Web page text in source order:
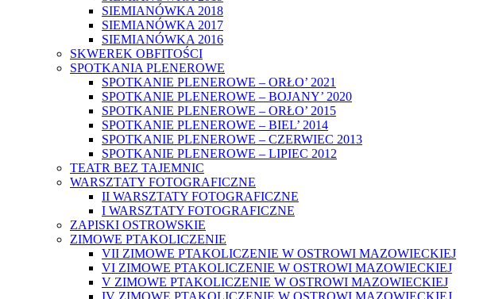
SIEMIANÓWKA 2018
SIEMIANÓWKA 2017
SIEMIANÓWKA 2016
SKWEREK OBFITOŚCI
SPOTKANIA PLENEROWE
SPOTKANIE PLENEROWE – ORŁO’ 2021
SPOTKANIE PLENEROWE – BOJANY’ 2020
SPOTKANIE PLENEROWE – ORŁO’ 2015
SPOTKANIE PLENEROWE – BIEL’ 2014
SPOTKANIE PLENEROWE – CZERWIEC 2013
SPOTKANIE PLENEROWE – LIPIEC 2012
TEATR BEZ TAJEMNIC
WARSZTATY FOTOGRAFICZNE
II WARSZTATY FOTOGRAFICZNE
I WARSZTATY FOTOGRAFICZNE
ZAPISKI OSTROWSKIE
ZIMOWE PTAKOLICZENIE
VII ZIMOWE PTAKOLICZENIE W OSTROWI MAZOWIECKIEJ
VI ZIMOWE PTAKOLICZENIE W OSTROWI MAZOWIECKIEJ
V ZIMOWE PTAKOLICZENIE W OSTROWI MAZOWIECKIEJ
IV ZIMOWE PTAKOLICZENIE W OSTROWI MAZOWIECKIEJ